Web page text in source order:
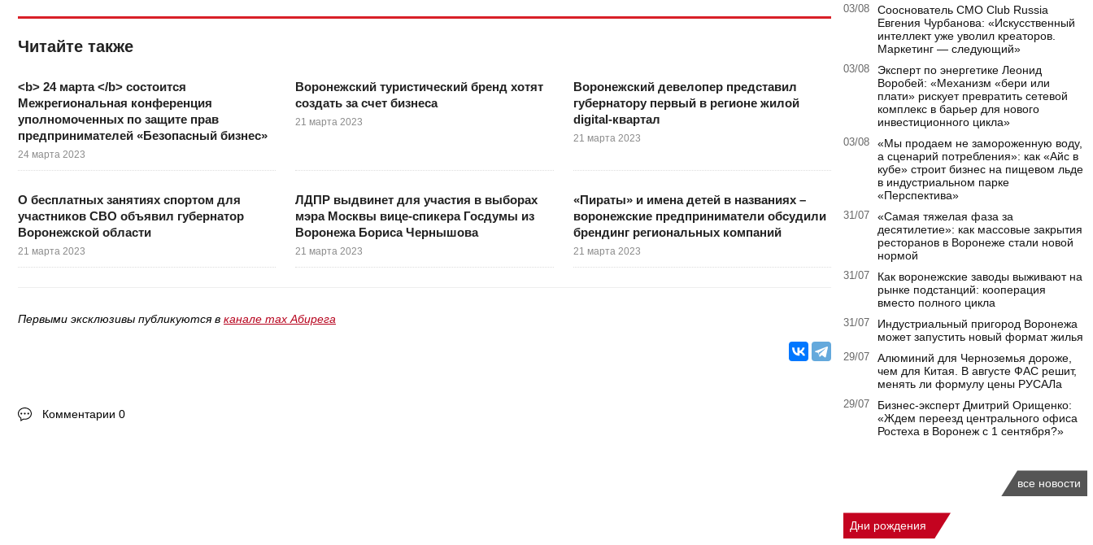
Читайте также
<b> 24 марта </b> состоится
Межрегиональная конференция
уполномоченных по защите прав
предпринимателей «Безопасный бизнес»
24 марта 2023
Воронежский туристический бренд хотят
создать за счет бизнеса
21 марта 2023
Воронежский девелопер представил
губернатору первый в регионе жилой
digital-квартал
21 марта 2023
О бесплатных занятиях спортом для
участников СВО объявил губернатор
Воронежской области
21 марта 2023
ЛДПР выдвинет для участия в выборах
мэра Москвы вице-спикера Госдумы из
Воронежа Бориса Чернышова
21 марта 2023
«Пираты» и имена детей в названиях –
воронежские предприниматели обсудили
брендинг региональных компаний
21 марта 2023
Первыми эксклюзивы публикуются в канале max Абирега
Комментарии 0
03/08
Сооснователь CMO Club Russia
Евгения Чурбанова: «Искусственный
интеллект уже уволил креаторов.
Маркетинг — следующий»
03/08
Эксперт по энергетике Леонид
Воробей: «Механизм «бери или
плати» рискует превратить сетевой
комплекс в барьер для нового
инвестиционного цикла»
03/08
«Мы продаем не замороженную воду,
а сценарий потребления»: как «Айс в
кубе» строит бизнес на пищевом льде
в индустриальном парке
«Перспектива»
31/07
«Самая тяжелая фаза за
десятилетие»: как массовые закрытия
ресторанов в Воронеже стали новой
нормой
31/07
Как воронежские заводы выживают на
рынке подстанций: кооперация
вместо полного цикла
31/07
Индустриальный пригород Воронежа
может запустить новый формат жилья
29/07
Алюминий для Черноземья дороже,
чем для Китая. В августе ФАС решит,
менять ли формулу цены РУСАЛа
29/07
Бизнес-эксперт Дмитрий Орищенко:
«Ждем переезд центрального офиса
Ростеха в Воронеж с 1 сентября?»
все новости
Дни рождения